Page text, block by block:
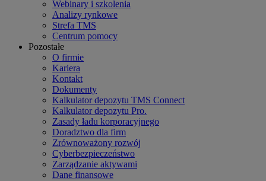
Webinary i szkolenia
Analizy rynkowe
Strefa TMS
Centrum pomocy
Pozostałe
O firmie
Kariera
Kontakt
Dokumenty
Kalkulator depozytu TMS Connect
Kalkulator depozytu Pro.
Zasady ładu korporacyjnego
Doradztwo dla firm
Zrównoważony rozwój
Cyberbezpieczeństwo
Zarządzanie aktywami
Dane finansowe